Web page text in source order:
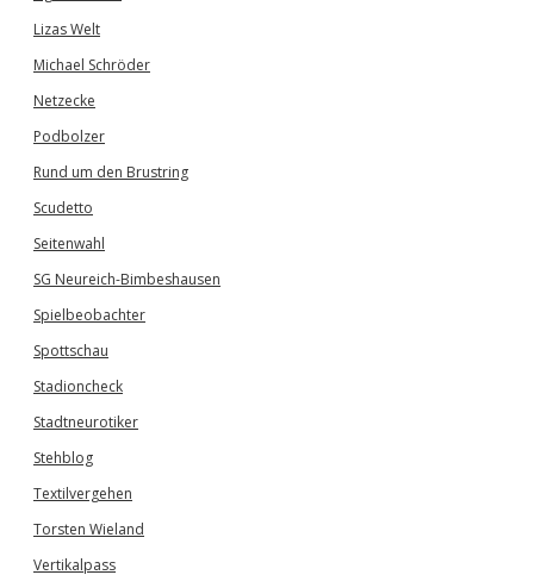
Lizas Welt
Michael Schröder
Netzecke
Podbolzer
Rund um den Brustring
Scudetto
Seitenwahl
SG Neureich-Bimbeshausen
Spielbeobachter
Spottschau
Stadioncheck
Stadtneurotiker
Stehblog
Textilvergehen
Torsten Wieland
Vertikalpass